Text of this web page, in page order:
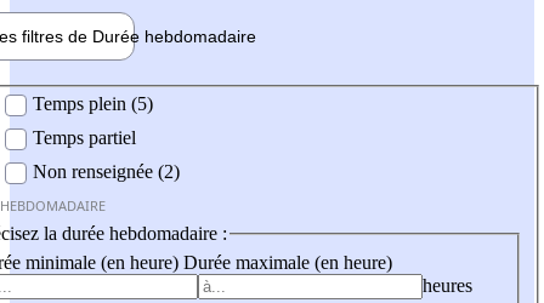
filtres de Durée hebdomadaire
Temps plein (5)
Temps partiel
Non renseignée (2)
la durée hebdomadaire :
minimale (en heure) Durée maximale (en heure)
heures